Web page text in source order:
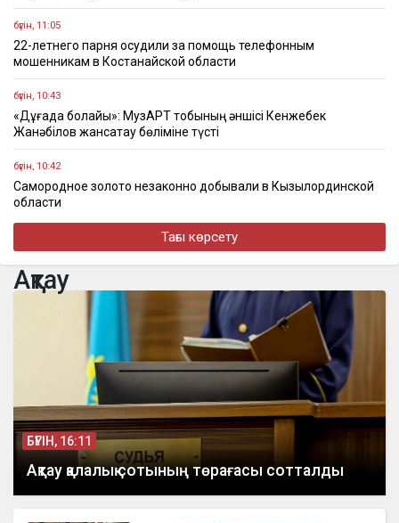
бүгін, 11:05
22-летнего парня осудили за помощь телефонным
мошенникам в Костанайской области
бүгін, 10:43
«Дұғада болайық»: МузАРТ тобының әншісі Кенжебек
Жанәбілов жансақтау бөліміне түсті
бүгін, 10:42
Самородное золото незаконно добывали в Кызылординской
области
прокомментировал новый брак
Павлодар облысында 9 ауылда әлі күнге дейін ұялы байланыс
Тағы көрсету
Ақтау
БҮГІН, 16:11
Ақтау қалалық сотының төрағасы сотталды